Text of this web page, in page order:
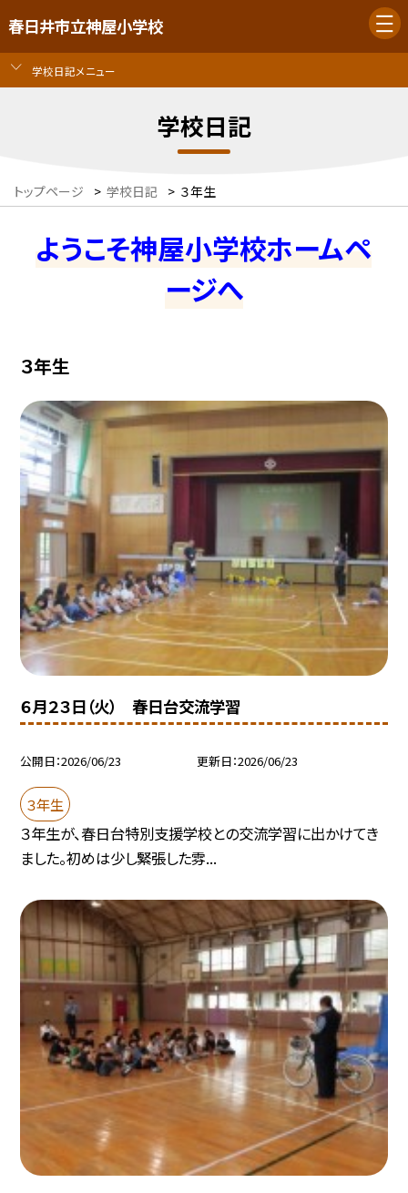
春日井市立神屋小学校
学校日記メニュー
学校日記
トップページ > 学校日記 > ３年生
ようこそ神屋小学校ホームペ
ージへ
３年生
６月２３日（火） 春日台交流学習
公開日 2026/06/23 更新日 2026/06/23
３年生
３年生が、春日台特別支援学校との交流学習に出かけてき
ました。初めは少し緊張した雰...